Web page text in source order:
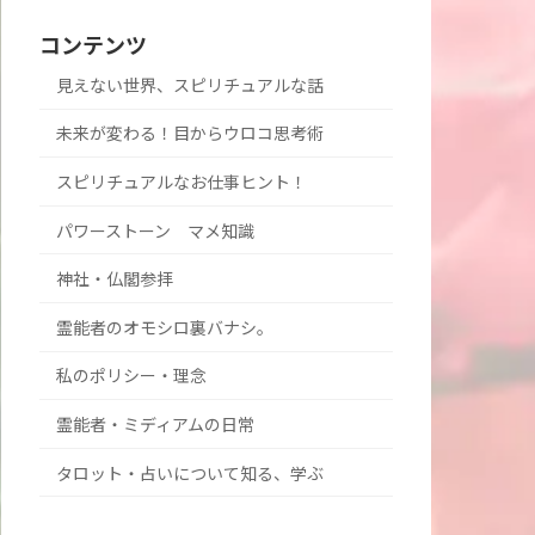
コンテンツ
見えない世界、スピリチュアルな話
未来が変わる！目からウロコ思考術
スピリチュアルなお仕事ヒント！
パワーストーン マメ知識
神社・仏閣参拝
霊能者のオモシロ裏バナシ。
私のポリシー・理念
霊能者・ミディアムの日常
タロット・占いについて知る、学ぶ